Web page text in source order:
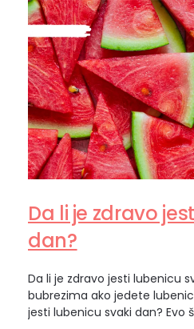
Da li je zdravo
dan?
Da li je zdravo jesti lubenicu
bubrezima ako jedete
jesti lubenicu svaki dan? Evo